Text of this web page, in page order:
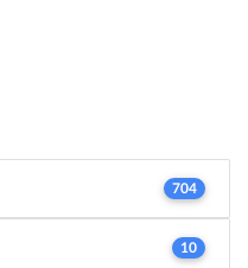
704
10